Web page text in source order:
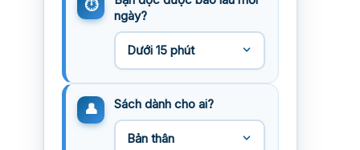
ngày?
Sách dành cho ai?